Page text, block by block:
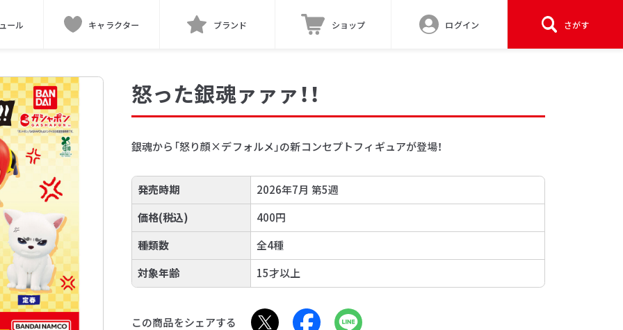
ール キャラクター ブランド ショップ ログイン さがす
怒った銀魂ァァァ！！
銀魂から「怒り顔×デフォルメ」の新コンセプトフィギュアが登場！
発売時期
2026年7月 第5週
価格(税込)
400円
種類数
全4種
対象年齢
15才以上
この商品をシェアする